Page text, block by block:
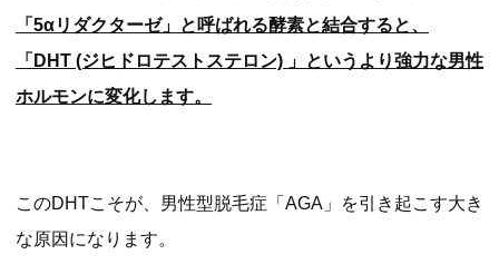
「5αリダクターゼ」と呼ばれる酵素と結合すると、
「DHT (ジヒドロテストステロン) 」というより強力な男性
ホルモンに変化します。
このDHTこそが、男性型脱毛症「AGA」を引き起こす大き
な原因になります。